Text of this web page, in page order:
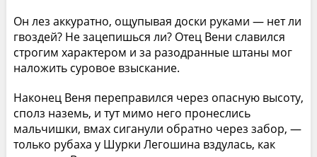
Он лез аккуратно, ощупывая доски руками — нет ли
гвоздей? Не зацепишься ли? Отец Вени славился
строгим характером и за разодранные штаны мог
наложить суровое взыскание.
Наконец Веня переправился через опасную высоту,
сполз наземь, и тут мимо него пронеслись
мальчишки, вмах сиганули обратно через забор, —
только рубаха у Шурки Легошина вздулась, как